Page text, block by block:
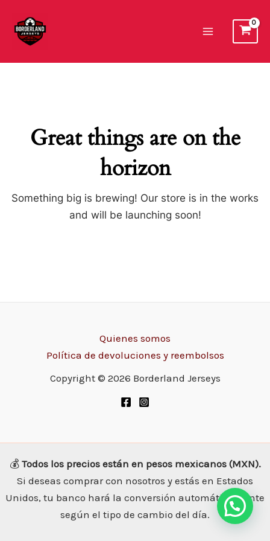
contenido
Great things are on the
horizon
Something big is brewing! Our store is in the works
and will be launching soon!
Quienes somos
Política de devoluciones y reembolsos
Copyright © 2026 Borderland Jerseys
💰 Todos los precios están en pesos mexicanos (MXN).
Si deseas comprar con nosotros y estás en Estados
Unidos, tu banco hará la conversión automáticamente
según el tipo de cambio del día.